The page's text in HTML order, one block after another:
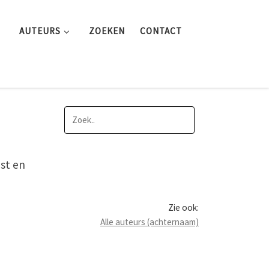
AUTEURS ZOEKEN CONTACT
en
Zie ook:
Alle auteurs (achternaam)